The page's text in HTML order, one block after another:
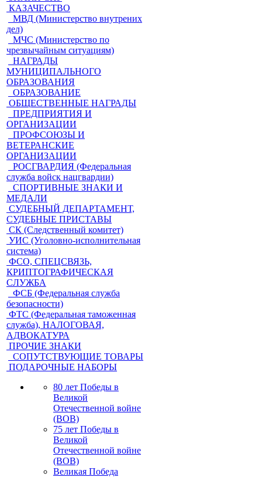
КАЗАЧЕСТВО
МВД (Министерство внутрених
дел)
МЧС (Министерство по
чрезвычайным ситуациям)
НАГРАДЫ
МУНИЦИПАЛЬНОГО
ОБРАЗОВАНИЯ
ОБРАЗОВАНИЕ
ОБЩЕСТВЕННЫЕ НАГРАДЫ
ПРЕДПРИЯТИЯ И
ОРГАНИЗАЦИИ
ПРОФСОЮЗЫ И
ВЕТЕРАНСКИЕ
ОРГАНИЗАЦИИ
РОСГВАРДИЯ (Федеральная
служба войск нацгвардии)
СПОРТИВНЫЕ ЗНАКИ И
МЕДАЛИ
СУДЕБНЫЙ ДЕПАРТАМЕНТ,
СУДЕБНЫЕ ПРИСТАВЫ
СК (Следственный комитет)
УИС (Уголовно-исполнительная
система)
ФСО, СПЕЦСВЯЗЬ,
КРИПТОГРАФИЧЕСКАЯ
СЛУЖБА
ФСБ (Федеральная служба
безопасности)
ФТС (Федеральная таможенная
служба), НАЛОГОВАЯ,
АДВОКАТУРА
ПРОЧИЕ ЗНАКИ
СОПУТСТВУЮЩИЕ ТОВАРЫ
ПОДАРОЧНЫЕ НАБОРЫ
80 лет Победы в
Великой
Отечественной войне
(ВОВ)
75 лет Победы в
Великой
Отечественной войне
(ВОВ)
Великая Победа